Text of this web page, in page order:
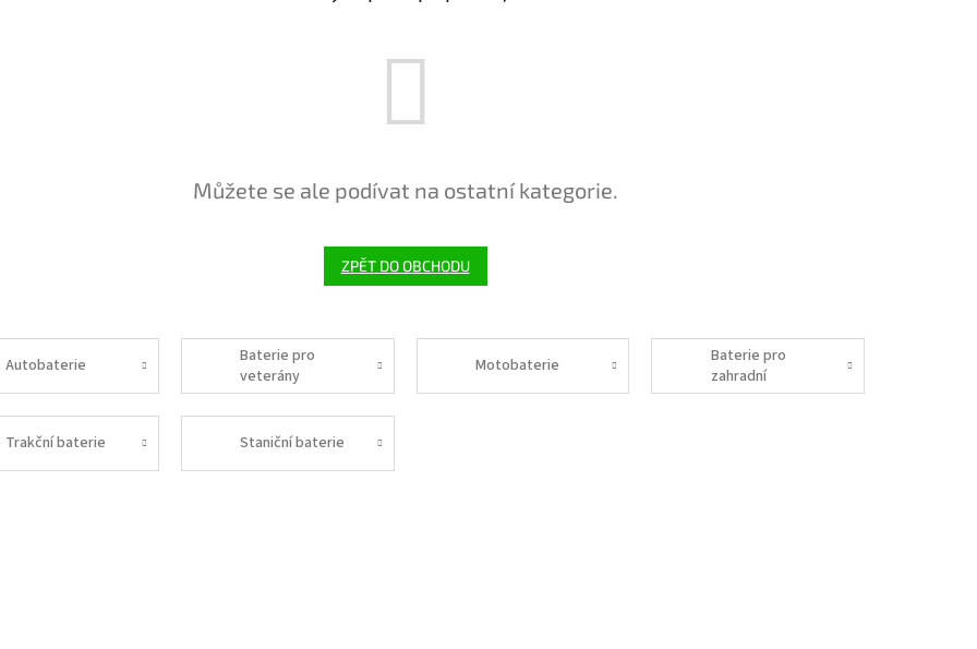
Můžete se ale podívat na ostatní kategorie.
ZPĚT DO OBCHODU
Autobaterie
Baterie pro
veterány
Motobaterie
Baterie pro
zahradní
techniku
Trakční baterie Staniční baterie